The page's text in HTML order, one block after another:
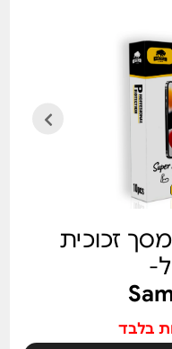
מגני מסך זכוכית
בלבד